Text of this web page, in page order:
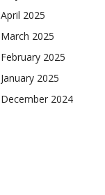
April 2025
March 2025
February 2025
January 2025
December 2024